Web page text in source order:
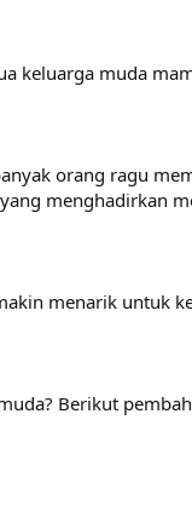
keluarga muda
orang ragu
menghadirkan
menarik untuk
Berikut